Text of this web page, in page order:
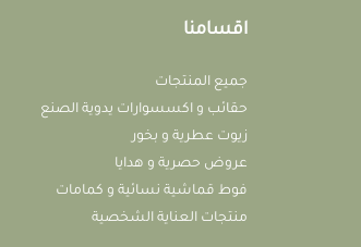
اقسامنا
جميع المنتجات
حقائب و اكسسوارات يدوية الصنع
زيوت عطرية و بخور
عروض حصرية و هدايا
فوط قماشية نسائية و كمامات
منتجات العناية الشخصية